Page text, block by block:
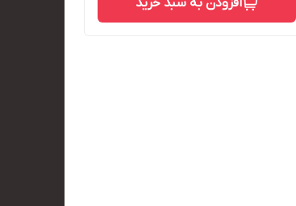
افزودن به سبد خرید